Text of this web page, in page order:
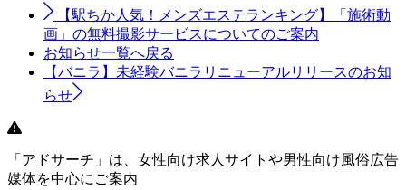
【駅ちか人気！メンズエステランキング】「施術動
画」の無料撮影サービスについてのご案内
お知らせ一覧へ戻る
【バニラ】未経験バニラリニューアルリリースのお知
らせ
「アドサーチ」は、女性向け求人サイトや男性向け風俗広告
媒体を中心にご案内